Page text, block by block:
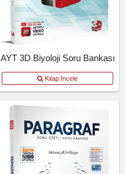
AYT 3D Biyoloji Soru Bankası
Kitap İncele